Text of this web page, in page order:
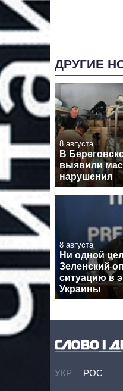
ДРУГИЕ
8 августа
В
выявили
нарушения
8 августа
Ни одной
Зеленский
ситуацию в
Украины
УКР РОС